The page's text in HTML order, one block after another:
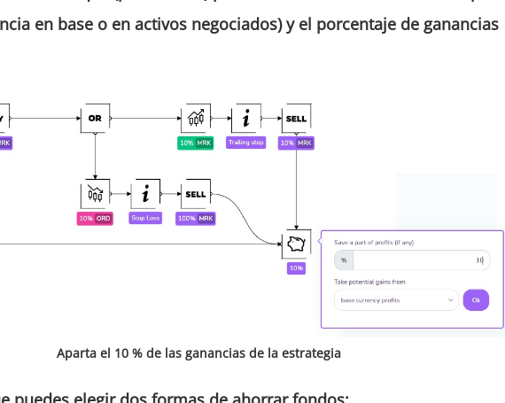
en base o en activos negociados) y el porcentaje de ganancias
Aparta el 10 % de las ganancias de la estrategia